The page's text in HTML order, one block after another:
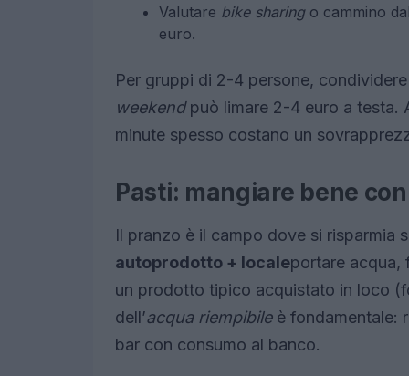
Valutare bike sharingo cammino
euro.
Per gruppi di 2-4 persone, condividere
weekendpuò limare 2-4 euro a testa.
minute spesso costano un
Pasti: mangiare bene
Il pranzo è il campo dove si risparmia
autoprodotto + localeportare acqua,
un prodotto tipico acquistato in loco
dell’acqua riempibileè fondamentale:
bar con consumo al banco.